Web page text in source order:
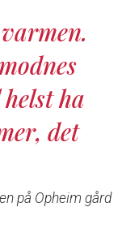
ha
det
på Opheim gård